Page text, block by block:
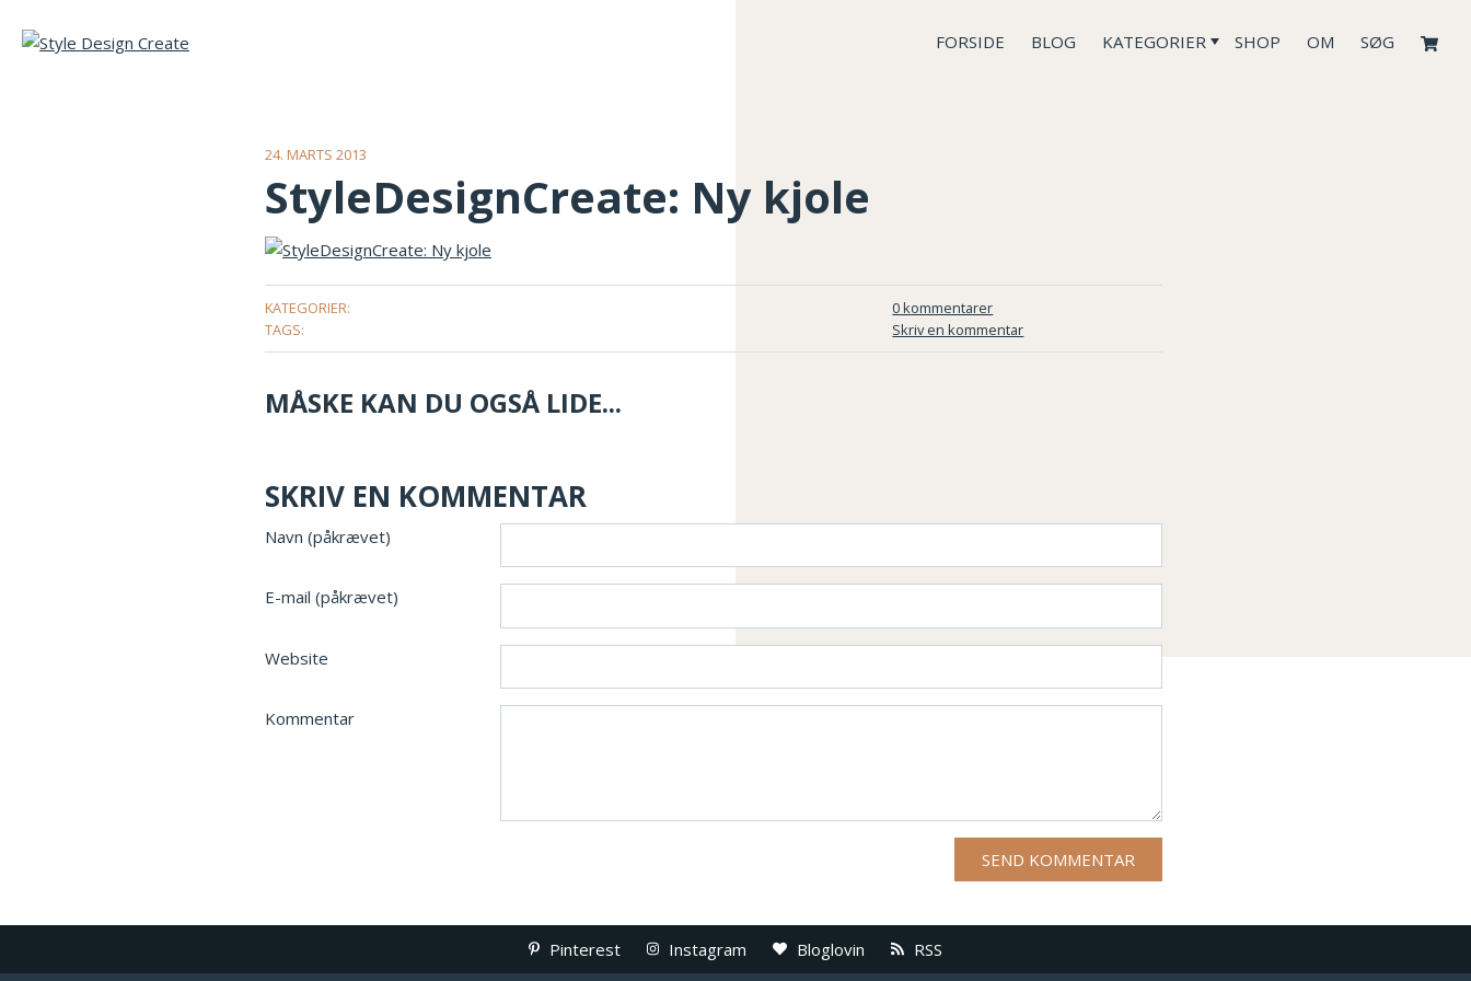
FORSIDE BLOG KATEGORIER SHOP OM SØG
24. MARTS 2013
StyleDesignCreate: Ny kjole
KATEGORIER:
TAGS:
0 kommentarer
Skriv en kommentar
MÅSKE KAN DU OGSÅ LIDE...
SKRIV EN KOMMENTAR
Navn (påkrævet)
E-mail (påkrævet)
Website
Kommentar
Pinterest Instagram Bloglovin RSS